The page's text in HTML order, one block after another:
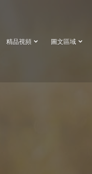
精品視頻 圖文區域